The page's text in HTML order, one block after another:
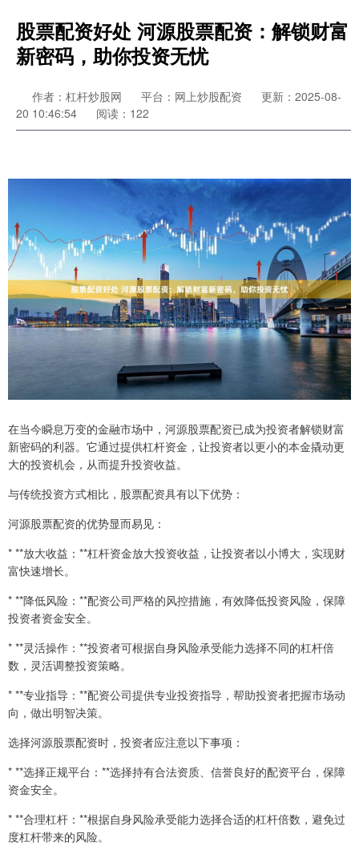
股票配资好处 河源股票配资：解锁财富
新密码，助你投资无忧
作者：杠杆炒股网 平台：网上炒股配资
更新：2025-08-
20 10:46:54
阅读：122
在当今瞬息万变的金融市场中，河源股票配资已成为投资者解锁财富
新密码的利器。它通过提供杠杆资金，让投资者以更小的本金撬动更
大的投资机会，从而提升投资收益。
与传统投资方式相比，股票配资具有以下优势：
河源股票配资的优势显而易见：
* **放大收益：**杠杆资金放大投资收益，让投资者以小博大，实现财
富快速增长。
* **降低风险：**配资公司严格的风控措施，有效降低投资风险，保障
投资者资金安全。
* **灵活操作：**投资者可根据自身风险承受能力选择不同的杠杆倍
数，灵活调整投资策略。
* **专业指导：**配资公司提供专业投资指导，帮助投资者把握市场动
向，做出明智决策。
选择河源股票配资时，投资者应注意以下事项：
* **选择正规平台：**选择持有合法资质、信誉良好的配资平台，保障
资金安全。
* **合理杠杆：**根据自身风险承受能力选择合适的杠杆倍数，避免过
度杠杆带来的风险。